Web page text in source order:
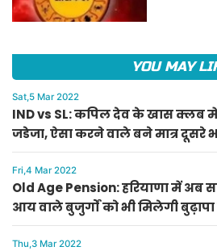
YOU MAY
Sat,5 Mar 2022
IND vs SL: कपिल देव के खास क्लब में
जडेजा, ऐसा करने वाले बने मात्र दूसरे
Fri,4 Mar 2022
Old Age Pension: हरियाणा में अब
आय वाले बुजुर्गों को भी मिलेगी
लाल का ऐलान
Thu,3 Mar 2022